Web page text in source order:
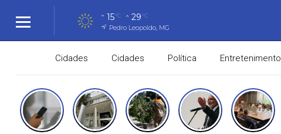
15°C 29°C
Pedro Leopoldo, MG
Cidades Cidades Política Entretenimento